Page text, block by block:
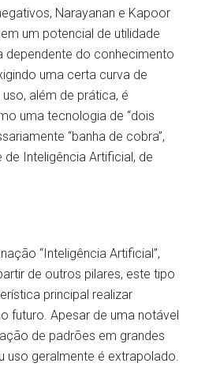
Narayanan e Kapoor
um potencial de utilidade
dependente do conhecimento
uma certa curva de
além de prática, é
uma tecnologia de “dois
“banha de cobra”,
Inteligência Artificial, de
“Inteligência Artificial”,
de outros pilares, este tipo
principal realizar
futuro. Apesar de uma notável
de padrões em grandes
uso geralmente é extrapolado.